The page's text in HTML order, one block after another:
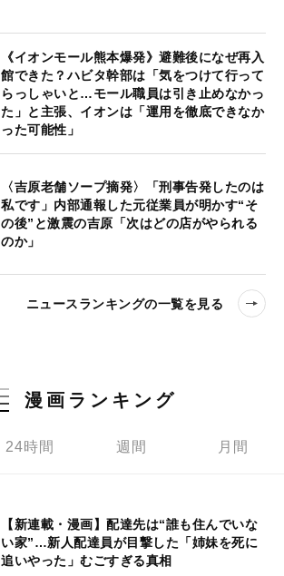
《イオンモール熊本爆発》避難後になぜ再入
館できた？ハビタ幹部は「気をつけて行って
らっしゃいと…モール職員は引き止めなかっ
た」と主張、イオンは「運用を徹底できなか
った可能性」
〈吉原老舗ソープ摘発〉「刑事告発したのは
私です」内部通報した元従業員が明かす“そ
の後”と激震の吉原「次はどの店がやられる
のか」
ニュースランキングの一覧を見る
漫画ランキング
24時間 週間 月間
【新連載・漫画】配達先は“誰も住んでいな
い家”…新人配達員が目撃した「姉妹を死に
追いやった」むごすぎる真相